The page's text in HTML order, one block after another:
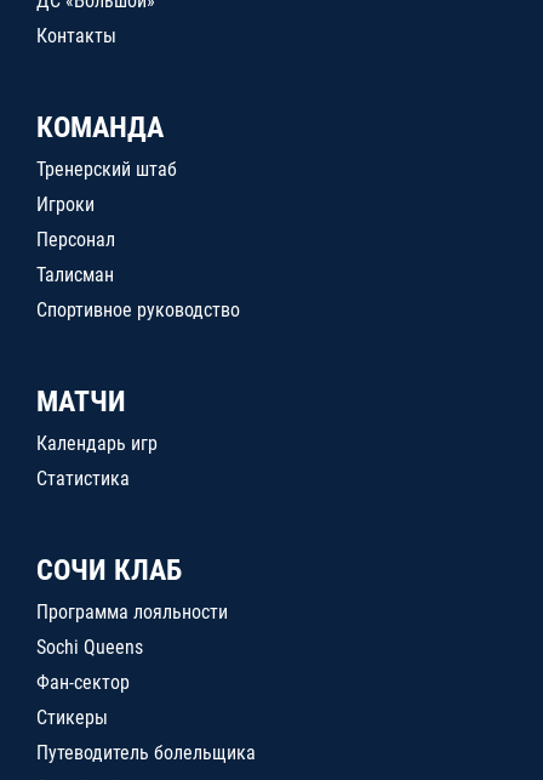
Контакты
КОМАНДА
Тренерский штаб
Игроки
Персонал
Талисман
Спортивное руководство
МАТЧИ
Календарь игр
Статистика
СОЧИ КЛАБ
Программа лояльности
Sochi Queens
Фан-сектор
Стикеры
Путеводитель болельщика